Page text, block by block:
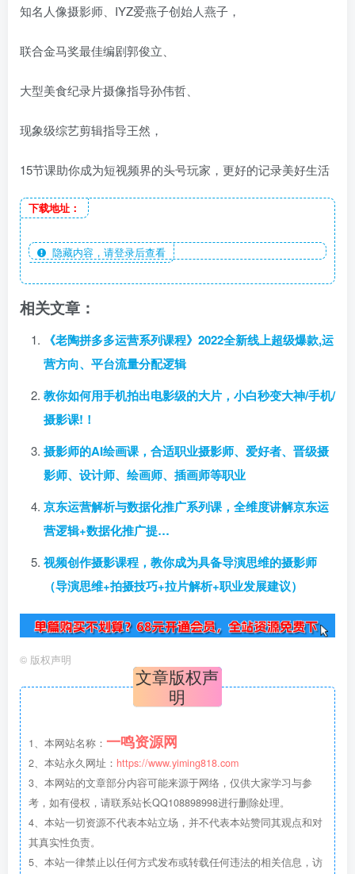
知名人像摄影师、IYZ爱燕子创始人燕子，
联合金马奖最佳编剧郭俊立、
大型美食纪录片摄像指导孙伟哲、
现象级综艺剪辑指导王然，
15节课助你成为短视频界的头号玩家，更好的记录美好生活
下载地址：
隐藏内容，请登录后查看
相关文章：
《老陶拼多多运营系列课程》2022全新线上超级爆款,运
营方向、平台流量分配逻辑
教你如何用手机拍出电影级的大片，小白秒变大神/手机/
摄影课!！
摄影师的AI绘画课，合适职业摄影师、爱好者、晋级摄
影师、设计师、绘画师、插画师等职业
京东运营解析与数据化推广系列课，全维度讲解京东运
营逻辑+数据化推广提…
视频创作摄影课程，教你成为具备导演思维的摄影师
（导演思维+拍摄技巧+拉片解析+职业发展建议）
© 版权声明
文章版权声
明
1、本网站名称： 一鸣资源网
2、本站永久网址： https://www.yiming818.com
3、本网站的文章部分内容可能来源于网络，仅供大家学习与参
考，如有侵权，请联系站长QQ108898998进行删除处理。
4、本站一切资源不代表本站立场，并不代表本站赞同其观点和对
其真实性负责。
5、本站一律禁止以任何方式发布或转载任何违法的相关信息，访